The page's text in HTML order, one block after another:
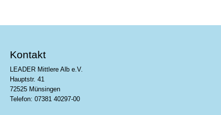
Kontakt
LEADER Mittlere Alb e.V.
Hauptstr. 41
72525 Münsingen
Telefon: 07381 40297-00